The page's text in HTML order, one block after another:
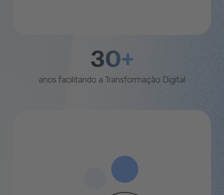
30+
anos facilitando a Transformação Digital